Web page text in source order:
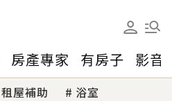
房產專家 有房子 影音
租屋補助 浴室